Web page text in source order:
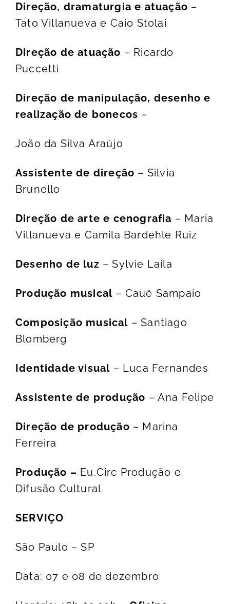
Direção, dramaturgia e atuação –
Tato Villanueva e Caio Stolai
Direção de atuação – Ricardo
Puccetti
Direção de manipulação, desenho e
realização de bonecos –
João da Silva Araújo
Assistente de direção – Silvia
Brunello
Direção de arte e cenografia – Maria
Villanueva e Camila Bardehle Ruiz
Desenho de luz – Sylvie Laila
Produção musical – Cauê Sampaio
Composição musical – Santiago
Blomberg
Identidade visual – Luca Fernandes
Assistente de produção – Ana Felipe
Direção de produção – Marina
Ferreira
Produção – Eu.Circ Produção e
Difusão Cultural
SERVIÇO
São Paulo – SP
Data: 07 e 08 de dezembro